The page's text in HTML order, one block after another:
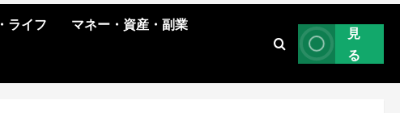
ライフ マネー・資産・副業
見
る